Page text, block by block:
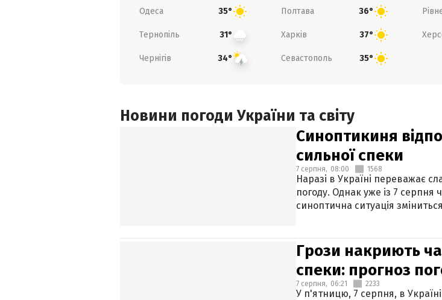
Одеса 35° Полтава 36°
Тернопіль 31° Харків 37°
Чернігів 34° Севастополь 35°
Новини погоди України та світу
Синоптикиня
сильної спеки
7 серпня, 08:00 1568
Наразі в Україні переважає
погоду. Однак уже із 7
синоптична ситуація
Грози накриють
спеки: прогноз
7 серпня, 06:21 2233
У п'ятницю, 7 серпня, в